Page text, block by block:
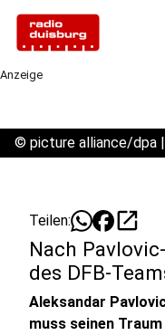
Anzeige
© picture alliance/dpa |
Teilen: open_in_new
Nach
des DFB-
Aleksandar
muss seinen